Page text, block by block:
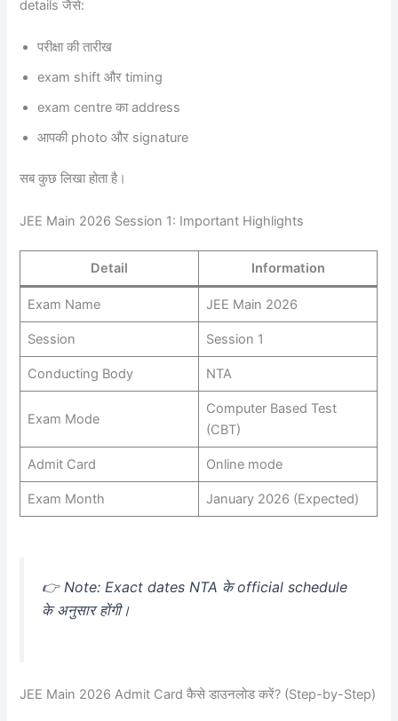
details जैसे:
परीक्षा की तारीख
exam shift और timing
exam centre का address
आपकी photo और signature
सब कुछ लिखा होता है।
JEE Main 2026 Session 1: Important Highlights
Detail Information
Exam Name JEE Main 2026
Session Session 1
Conducting Body NTA
Exam Mode
Computer Based Test
(CBT)
Admit Card Online mode
Exam Month January 2026 (Expected)
👉 Note: Exact dates NTA के official schedule
के अनुसार होंगी।
JEE Main 2026 Admit Card कैसे डाउनलोड करें? (Step-by-Step)